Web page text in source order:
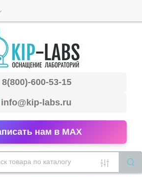
8(800)-600-53-15
info@kip-labs.ru
нам в MAX